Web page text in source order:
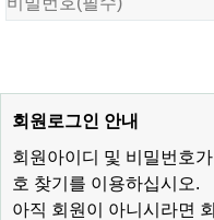
회원로그인 안내
회원아이디 및 비밀번호
호 찾기를 이용하십시오.
아직 회원이 아니시라면